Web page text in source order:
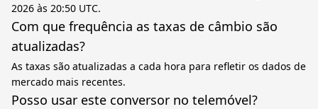
2026 às 20:50 UTC.
Com que frequência as taxas de câmbio são
atualizadas?
As taxas são atualizadas a cada hora para refletir os dados de
mercado mais recentes.
Posso usar este conversor no telemóvel?